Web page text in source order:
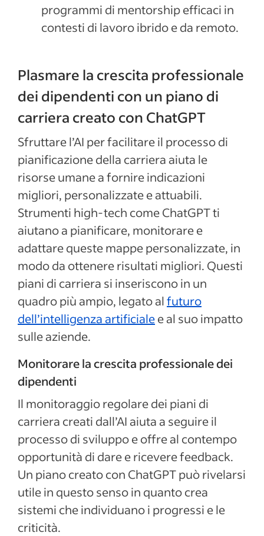
programmi di mentorship efficaci in
contesti di lavoro ibrido e da remoto.
Plasmare la crescita professionale
dei dipendenti con un piano di
carriera creato con ChatGPT
Sfruttare l’AI per facilitare il processo di
pianificazione della carriera aiuta le
risorse umane a fornire indicazioni
migliori, personalizzate e attuabili.
Strumenti high-tech come ChatGPT ti
aiutano a pianificare, monitorare e
adattare queste mappe personalizzate, in
modo da ottenere risultati migliori. Questi
piani di carriera si inseriscono in un
quadro più ampio, legato alfuturo
dell’intelligenza artificialee al suo impatto
sulle aziende.
Monitorare la crescita professionale dei
dipendenti
Il monitoraggio regolare dei piani di
carriera creati dall’AI aiuta a seguire il
processo di sviluppo e offre al contempo
opportunità di dare e ricevere feedback.
Un piano creato con ChatGPT può rivelarsi
utile in questo senso in quanto crea
sistemi che individuano i progressi e le
criticità.